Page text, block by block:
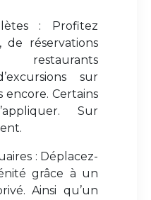
: Profitez
de réservations
sur
Certains
Sur
: Déplacez-
grâce à un
Ainsi qu’un